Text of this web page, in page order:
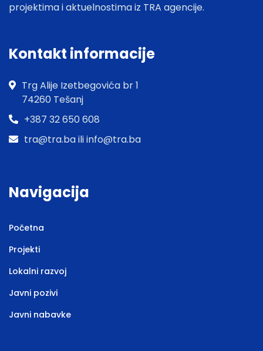
projektima i aktuelnostima iz TRA agencije.
Kontakt informacije
Trg Alije Izetbegovića br 1
74260 Tešanj
+387 32 650 608
tra@tra.ba ili info@tra.ba
Navigacija
Početna
Projekti
Lokalni razvoj
Javni pozivi
Javni nabavke